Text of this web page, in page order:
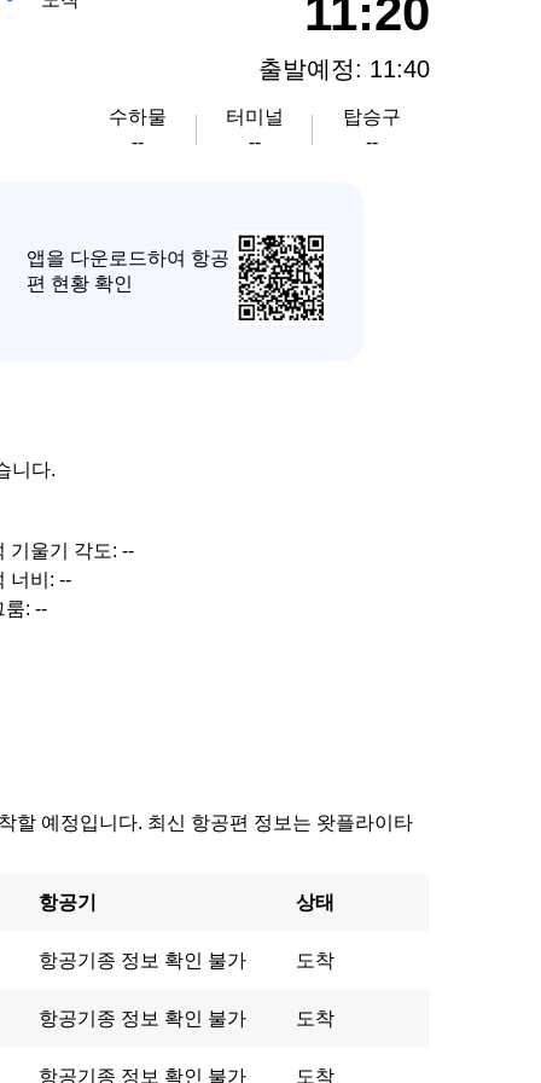
11:20
출발예정: 11:40
수하물
--
터미널
--
탑승구
--
앱을 다운로드하여 항공
편 현황 확인
니다.
기울기 각도: --
너비: --
룸: --
할 예정입니다. 최신 항공편 정보는 왓플라이타
항공기 상태
항공기종 정보 확인 불가 도착
항공기종 정보 확인 불가 도착
항공기종 정보 확인 불가 도착